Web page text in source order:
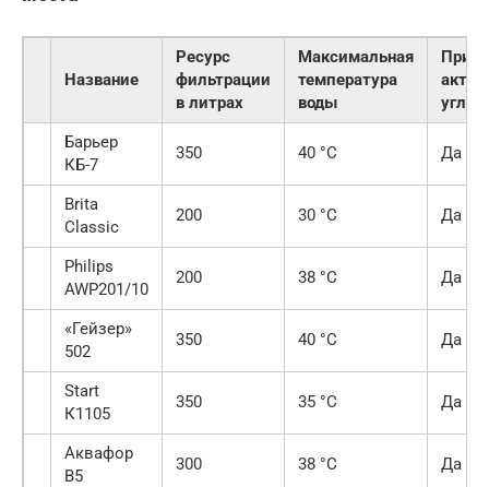
Название
Ресурс
фильтрации
в литрах
Максимальная
температура
воды
угля
Барьер
КБ-7
350 40 °C Да
Brita
Classic
200 30 °C Да
Philips
AWP201/10
200 38 °C Да
«Гейзер»
502
350 40 °C Да
Start
К1105
350 35 °C Да
Аквафор
В5
300 38 °C Да